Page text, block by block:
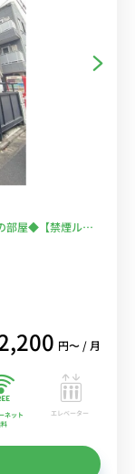
部屋◆【禁煙ルー
♪■JR線・京急
円〜 / 月
ネット
エレベーター